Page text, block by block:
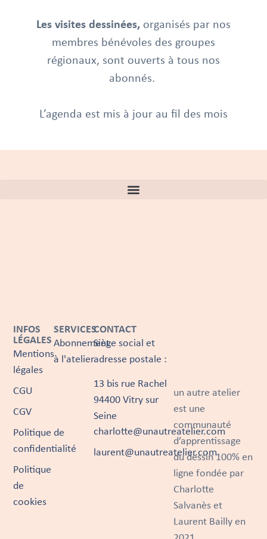
Les visites dessinées, organisés par nos
membres bénévoles des groupes
régionaux, sont ouverts à tous nos
abonnés.
L’agenda est mis à jour au fil des mois
un autre atelier
est une
communauté
d’apprentissage
du dessin 100% en
ligne fondée par
Charlotte
Salvanès et
Laurent Bailly en
SERVICES
Abonnement
à l'atelier
INFOS
LÉGALES
Mentions
légales
CGU
CGV
Politique de
confidentialité
Politique
de
cookies
CONTACT
Siège social et
adresse postale :
13 bis rue Rachel
94400 Vitry sur
Seine
charlotte@unautreatelier.com
laurent@unautreatelier.com